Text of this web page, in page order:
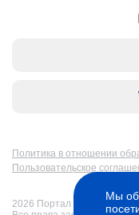
Политика в отношении
Пользовательское
2026 Портал Бакалавр-
Мы